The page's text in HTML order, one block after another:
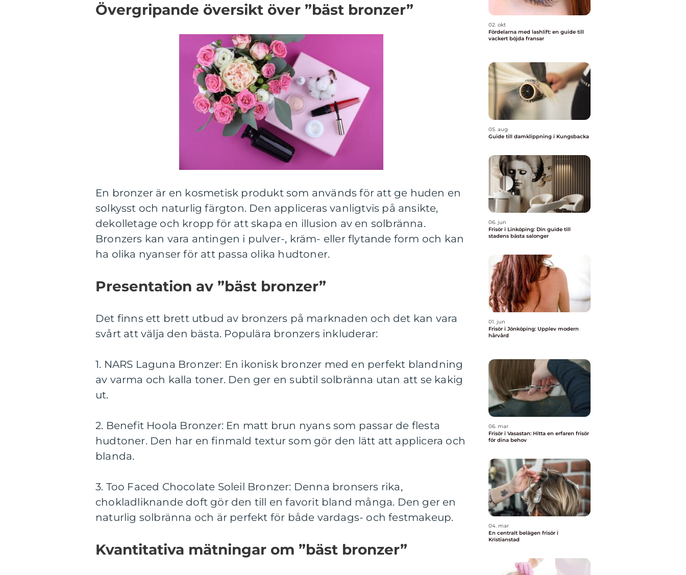
Övergripande översikt över ”bäst bronzer”
En bronzer är en kosmetisk produkt som används för att ge huden en
solkysst och naturlig färgton. Den appliceras vanligtvis på ansikte,
dekolletage och kropp för att skapa en illusion av en solbränna.
Bronzers kan vara antingen i pulver-, kräm- eller flytande form och kan
ha olika nyanser för att passa olika hudtoner.
Presentation av ”bäst bronzer”
Det finns ett brett utbud av bronzers på marknaden och det kan vara
svårt att välja den bästa. Populära bronzers inkluderar:
1. NARS Laguna Bronzer: En ikonisk bronzer med en perfekt blandning
av varma och kalla toner. Den ger en subtil solbränna utan att se kakig
ut.
2. Benefit Hoola Bronzer: En matt brun nyans som passar de flesta
hudtoner. Den har en finmald textur som gör den lätt att applicera och
blanda.
3. Too Faced Chocolate Soleil Bronzer: Denna bronsers rika,
chokladliknande doft gör den till en favorit bland många. Den ger en
naturlig solbränna och är perfekt för både vardags- och festmakeup.
Kvantitativa mätningar om ”bäst bronzer”
02. okt
Fördelarna med lashlift: en guide till
vackert böjda fransar
05. aug
Guide till damklippning i Kungsbacka
06. jun
Frisör i Linköping: Din guide till
stadens bästa salonger
01. jun
Frisör i Jönköping: Upplev modern
hårvård
06. mar
Frisör i Vasastan: Hitta en erfaren frisör
för dina behov
04. mar
En centralt belägen frisör i
Kristianstad